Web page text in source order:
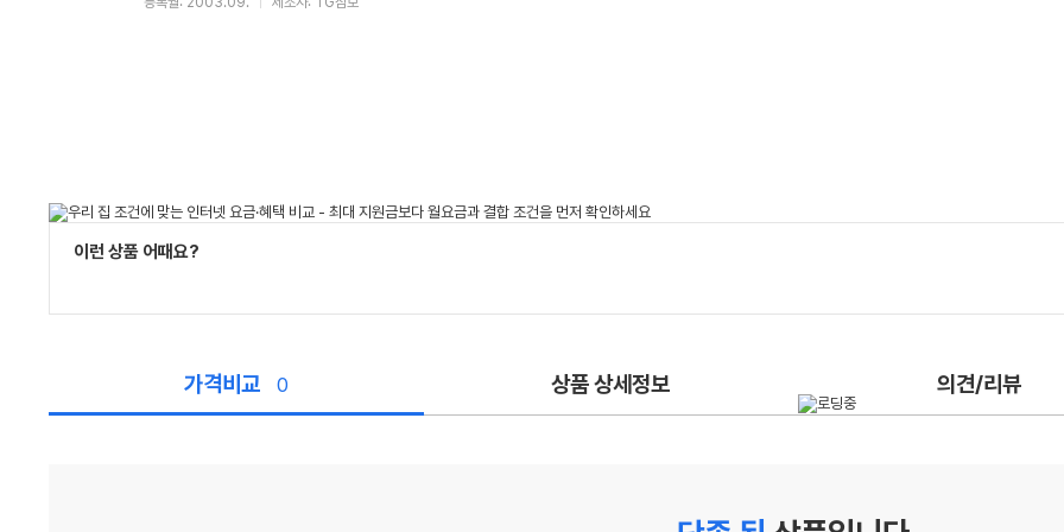
이런 상품 어때요?
가격비교 0 상품 상세정보 의견/리뷰